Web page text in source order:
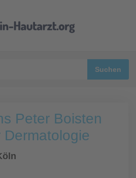
Peter Boisten